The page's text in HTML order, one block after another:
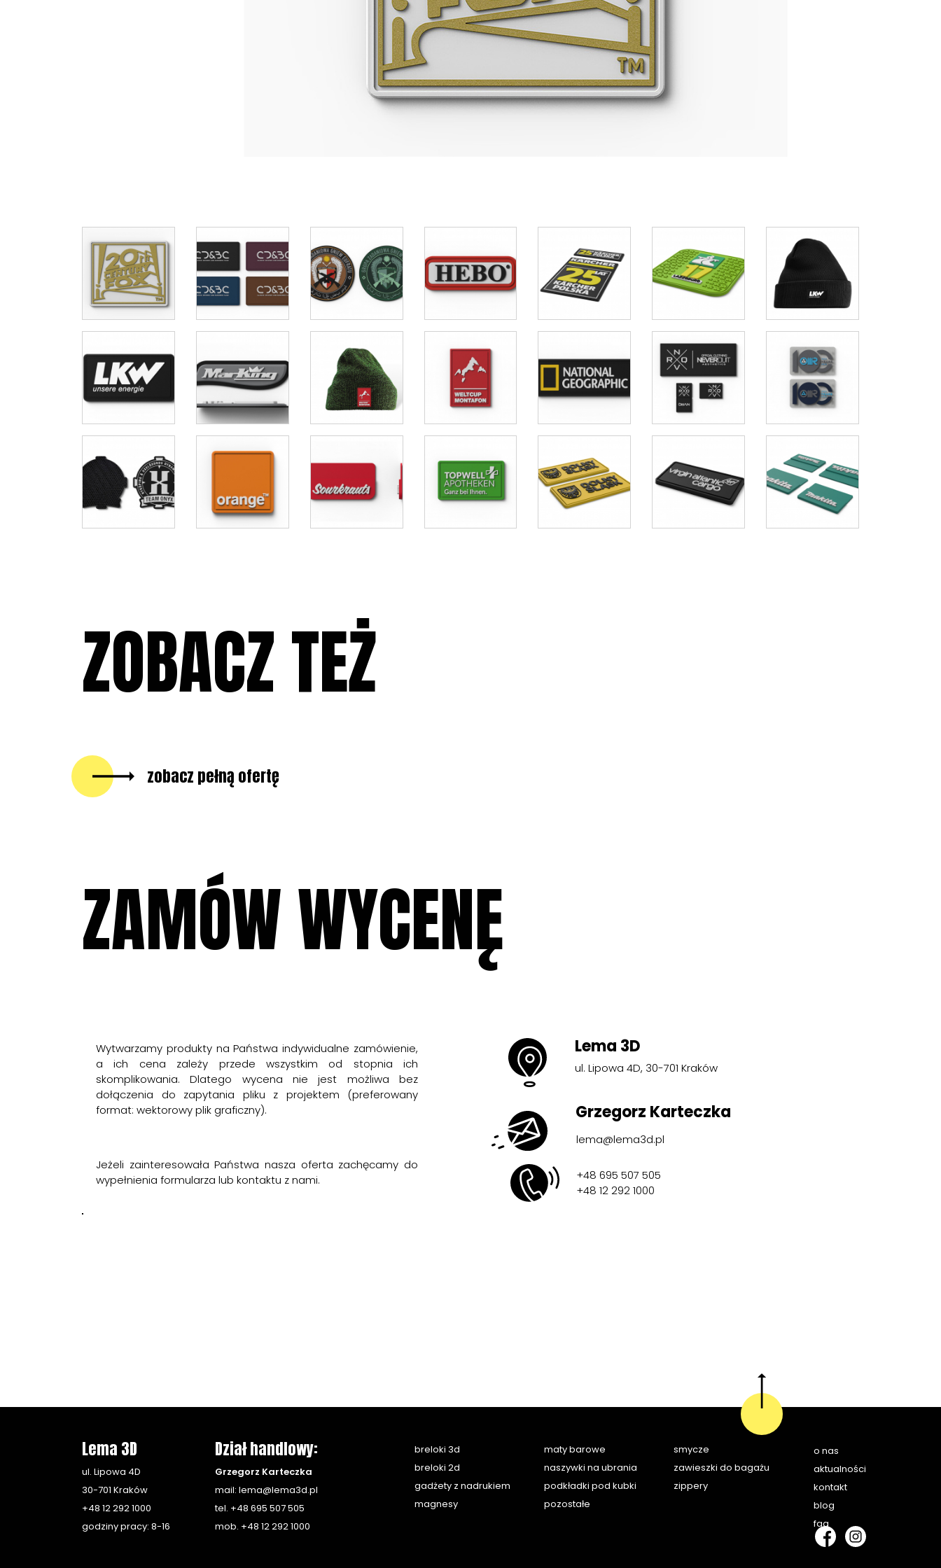
ZOBACZ TEŻ
zobacz pełną ofertę
ZAMÓW WYCENĘ
Wytwarzamy produkty na Państwa indywidualne zamówienie,
a ich cena zależy przede wszystkim od stopnia ich
skomplikowania. Dlatego wycena nie jest możliwa bez
dołączenia do zapytania pliku z projektem (preferowany
format: wektorowy plik graficzny).
Jeżeli zainteresowała Państwa nasza oferta zachęcamy do
wypełnienia formularza lub kontaktu z nami.
Lema 3D
ul. Lipowa 4D, 30-701 Kraków
Grzegorz Karteczka
lema@lema3d.pl
+48 695 507 505
+48 12 292 1000
Lema 3D
ul. Lipowa 4D
30-701 Kraków
+48 12 292 1000
godziny pracy: 8-16
Dział handlowy:
Grzegorz Karteczka
mail: lema@lema3d.pl
tel. +48 695 507 505
mob. +48 12 292 1000
breloki 3d
breloki 2d
gadżety z nadrukiem
magnesy
maty barowe
naszywki na ubrania
podkładki pod kubki
pozostałe
smycze
zawieszki do bagażu
zippery
o nas
aktualności
kontakt
blog
faq